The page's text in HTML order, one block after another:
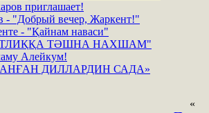
приглашает!
- "Добрый вечер, Жаркент!"
- "Қайнам наваси"
ТƏШНА НАХШАМ"
Алейкум!
ДИЛЛАРДИН САДА»
«